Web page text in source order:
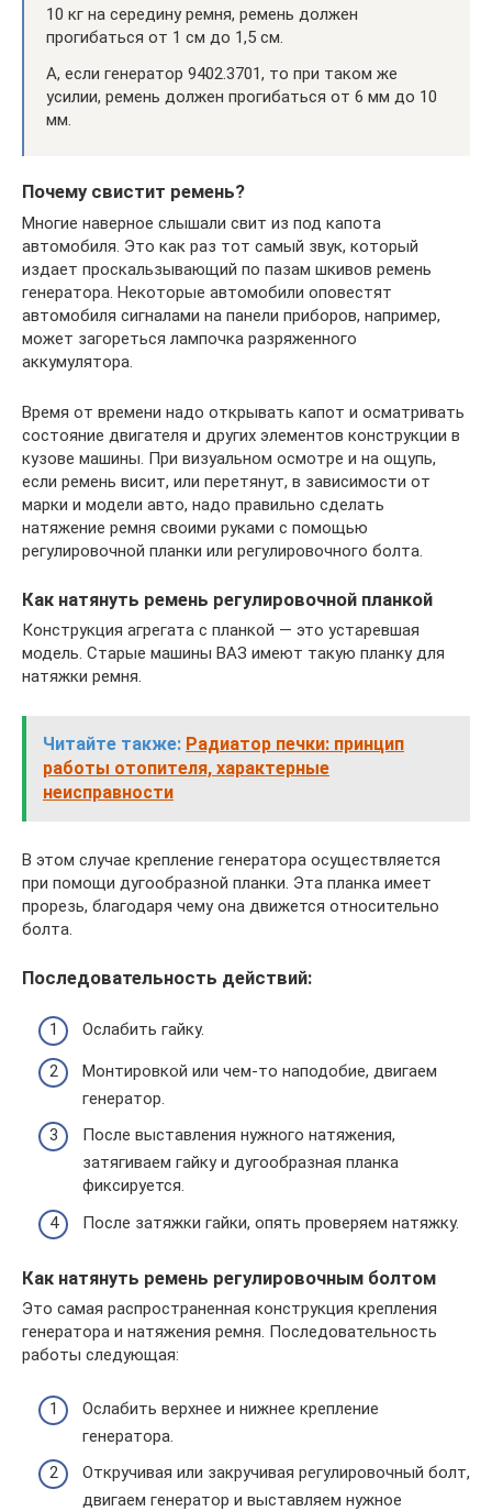
10 кг на середину ремня, ремень должен
прогибаться от 1 см до 1,5 см.
А, если генератор 9402.3701, то при таком же
усилии, ремень должен прогибаться от 6 мм до 10
мм.
Почему свистит ремень?
Многие наверное слышали свит из под капота
автомобиля. Это как раз тот самый звук, который
издает проскальзывающий по пазам шкивов ремень
генератора. Некоторые автомобили оповестят
автомобиля сигналами на панели приборов, например,
может загореться лампочка разряженного
аккумулятора.
Время от времени надо открывать капот и осматривать
состояние двигателя и других элементов конструкции в
кузове машины. При визуальном осмотре и на ощупь,
если ремень висит, или перетянут, в зависимости от
марки и модели авто, надо правильно сделать
натяжение ремня своими руками с помощью
регулировочной планки или регулировочного болта.
Как натянуть ремень регулировочной планкой
Конструкция агрегата с планкой — это устаревшая
модель. Старые машины ВАЗ имеют такую планку для
натяжки ремня.
Читайте также: Радиатор печки: принцип
работы отопителя, характерные
неисправности
В этом случае крепление генератора осуществляется
при помощи дугообразной планки. Эта планка имеет
прорезь, благодаря чему она движется относительно
болта.
Последовательность действий:
Ослабить гайку.
Монтировкой или чем-то наподобие, двигаем
генератор.
После выставления нужного натяжения,
затягиваем гайку и дугообразная планка
фиксируется.
После затяжки гайки, опять проверяем натяжку.
Как натянуть ремень регулировочным болтом
Это самая распространенная конструкция крепления
генератора и натяжения ремня. Последовательность
работы следующая:
Ослабить верхнее и нижнее крепление
генератора.
Откручивая или закручивая регулировочный болт,
двигаем генератор и выставляем нужное